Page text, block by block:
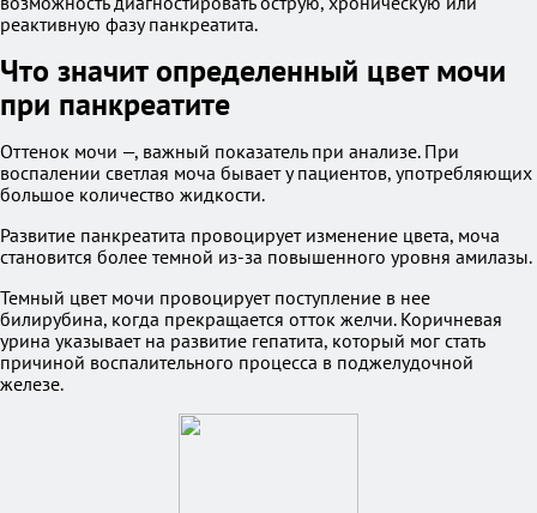
реактивную фазу панкреатита.
Что значит определенный цвет мочи
при панкреатите
Оттенок мочи —, важный показатель при анализе. При
воспалении светлая моча бывает у пациентов, употребляющих
большое количество жидкости.
Развитие панкреатита провоцирует изменение цвета, моча
становится более темной из-за повышенного уровня амилазы.
Темный цвет мочи провоцирует поступление в нее
билирубина, когда прекращается отток желчи. Коричневая
урина указывает на развитие гепатита, который мог стать
причиной воспалительного процесса в поджелудочной
железе.